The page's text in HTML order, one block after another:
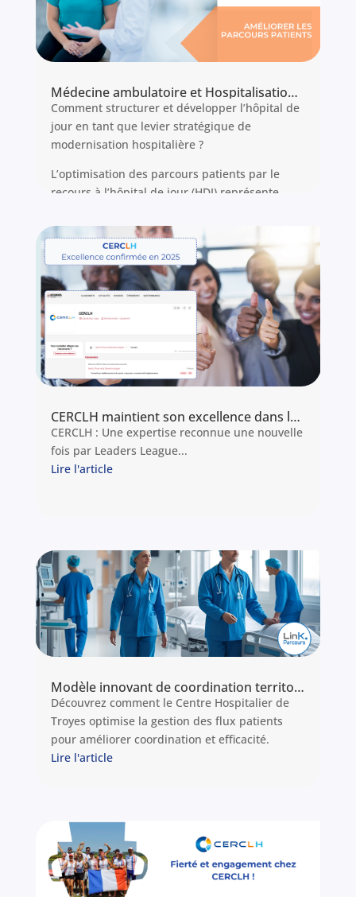
Médecine ambulatoire et Hospitalisation de Jour (HDJ) : Stratégies d’optimisation pour les établissements de santé
Comment structurer et développer l’hôpital de
jour en tant que levier stratégique de
modernisation hospitalière ?
L’optimisation des parcours patients par le
recours à l’hôpital de jour (HDJ) représente
établissements de santé français. Face aux
contraintes budgétaires, à l’évolution
démographique et aux nouvelles attentes
patients, la médecine ambulatoire s’impose
comme un axe incontournable de
modernisation hospitalière.
CERCLH maintient son excellence dans le classement Leaders League 2025
CERCLH : Une expertise reconnue une nouvelle
fois par Leaders League...
Lire l'article
Modèle innovant de coordination territoriale des lits
Découvrez comment le Centre Hospitalier de
Troyes optimise la gestion des flux patients
pour améliorer coordination et efficacité.
Lire l'article